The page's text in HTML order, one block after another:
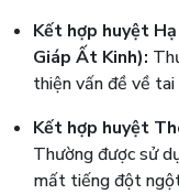
Kết hợp huyệt
Giáp Ất Kinh):
thiện vấn đề về tai
Kết hợp huyệt
Thường được sử
mất tiếng đột